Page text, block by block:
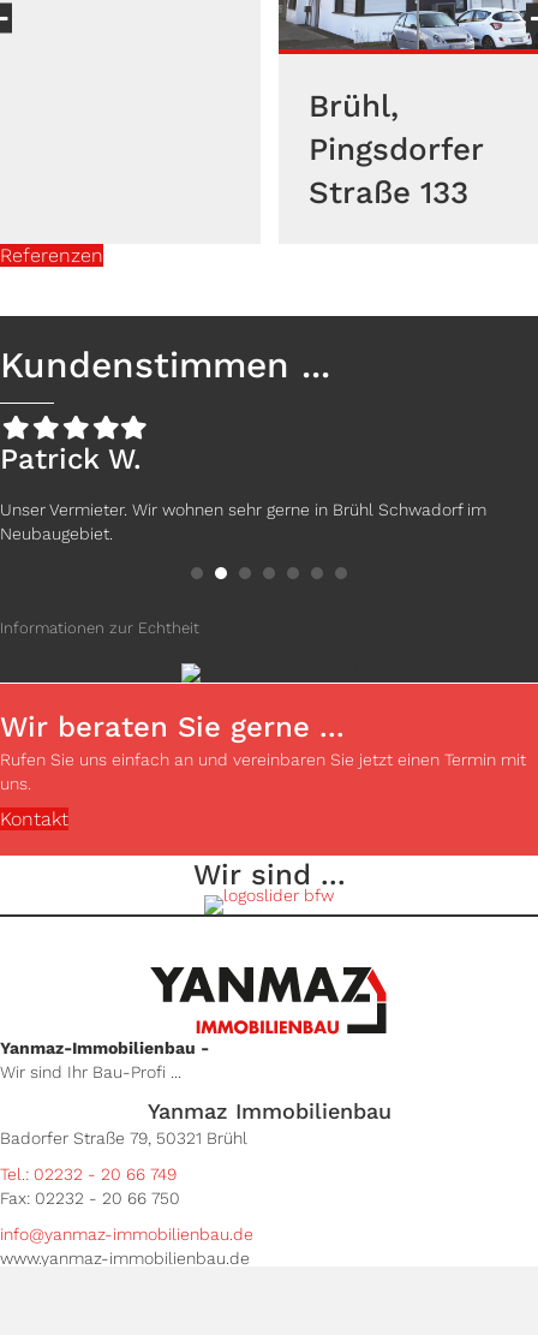
Pingsdorfer
Straße 133
Referenzen
Kundenstimmen ...
Filled
star
Filled
star
Filled
star
Filled
star
Filled
star
Patrick W.
Unser Vermieter. Wir wohnen sehr gerne in Brühl Schwadorf im
Neubaugebiet.
Informationen zur Echtheit
Wir beraten Sie gerne ...
Rufen Sie uns einfach an und vereinbaren Sie jetzt einen Termin mit
uns.
Kontakt
Wir sind ...
Yanmaz-Immobilienbau -
Wir sind Ihr Bau-Profi ...
Yanmaz Immobilienbau
Badorfer Straße 79, 50321 Brühl
Tel.: 02232 - 20 66 749
Fax: 02232 - 20 66 750
info@yanmaz-immobilienbau.de
www.yanmaz-immobilienbau.de